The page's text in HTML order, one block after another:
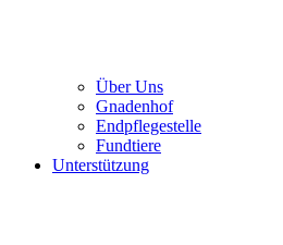
Über Uns
Gnadenhof
Endpflegestelle
Fundtiere
Unterstützung